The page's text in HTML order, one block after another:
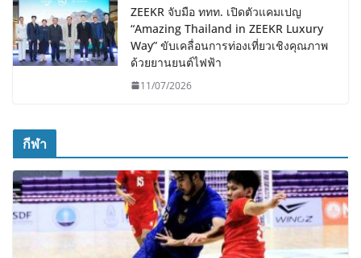
ZEEKR จับมือ ททท. เปิดตัวแคมเปญ
“Amazing Thailand in ZEEKR Luxury
Way” ขับเคลื่อนการท่องเที่ยวเชิงคุณภาพ
ด้วยยานยนต์ไฟฟ้า
11/07/2026
กีฬา